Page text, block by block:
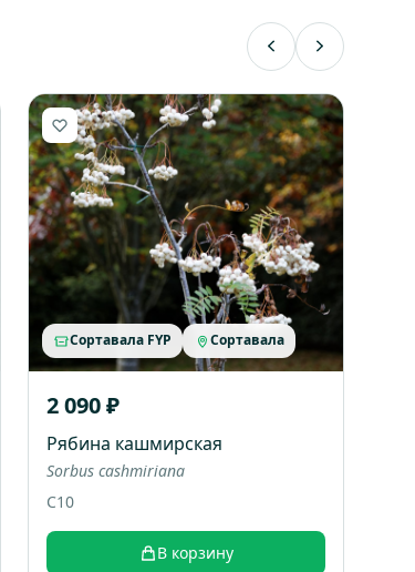
Сортавала FYP Сортавала
2 090 ₽
Рябина кашмирская
Sorbus cashmiriana
C10
В корзину